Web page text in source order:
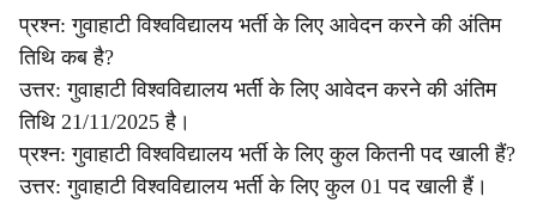
प्रश्न: गुवाहाटी विश्वविद्यालय भर्ती के लिए आवेदन करने की अंतिम
तिथि कब है?
उत्तर: गुवाहाटी विश्वविद्यालय भर्ती के लिए आवेदन करने की अंतिम
तिथि 21/11/2025 है।
प्रश्न: गुवाहाटी विश्वविद्यालय भर्ती के लिए कुल कितनी पद खाली हैं?
उत्तर: गुवाहाटी विश्वविद्यालय भर्ती के लिए कुल 01 पद खाली हैं।